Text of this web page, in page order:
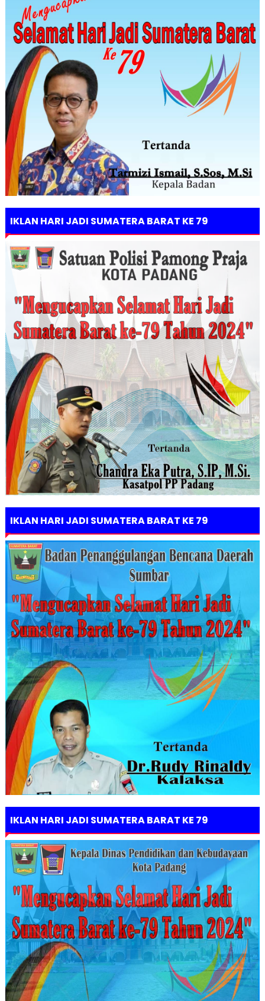
IKLAN HARI JADI SUMATERA BARAT KE 79
IKLAN HARI JADI SUMATERA BARAT KE 79
IKLAN HARI JADI SUMATERA BARAT KE 79